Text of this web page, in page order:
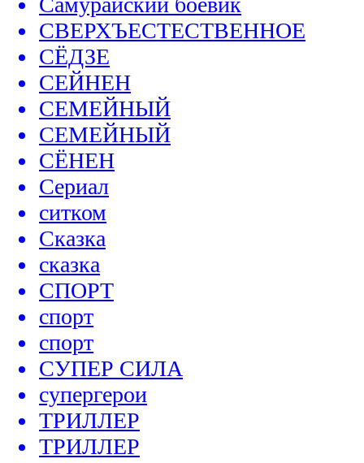
СВЕРХЪЕСТЕСТВЕННОЕ
СЁДЗЕ
СЕЙНЕН
СЕМЕЙНЫЙ
СЕМЕЙНЫЙ
СЁНЕН
Сериал
ситком
Сказка
сказка
СПОРТ
спорт
спорт
СУПЕР СИЛА
супергерои
ТРИЛЛЕР
ТРИЛЛЕР